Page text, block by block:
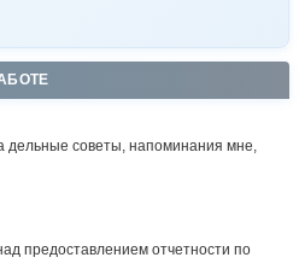
дельные советы, напоминания мне,
предоставлением отчетности по